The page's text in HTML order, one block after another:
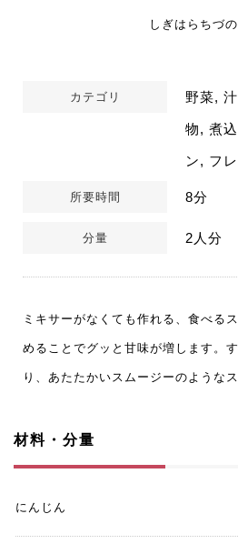
しぎはらちづ
カテゴリ 野菜,
物, 煮
ン, フ
所要時間 8分
分量 2人分
ミキサーがなくても作れる、食べる
めることでグッと甘味が増します。
り、あたたかいスムージーのようなス
材料・分量
にんじん